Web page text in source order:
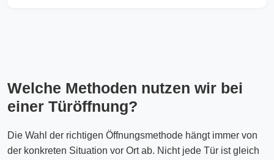
Welche Methoden nutzen wir bei
einer Türöffnung?
Die Wahl der richtigen Öffnungsmethode hängt immer von
der konkreten Situation vor Ort ab. Nicht jede Tür ist gleich